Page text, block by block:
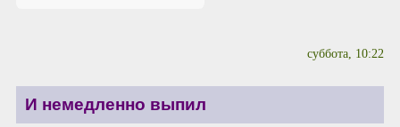
суббота, 10:22
И немедленно выпил